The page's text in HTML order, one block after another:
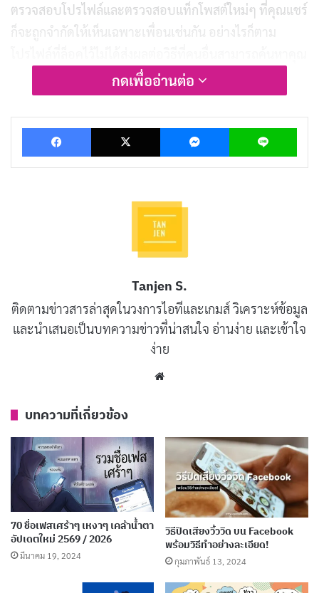
ตรวจสอบโปรไฟล์และตรวจสอบแท็กโพสต์ใหม่ๆ ที่คุณแชร์
ก็จะถูกจำกัดให้เห็นเฉพาะเพื่อนเช่นกัน อย่างไรก็ตาม
วิธีล็อคโปรไฟล์ Facebook บนมือถือ
สำหรับผู้ใช้ iPhone, iPad หรือ Android ขั้นตอนการล็อค
โปรไฟล์นั้นง่ายมาก เริ่มต้นด้วยการเปิดแอป Facebook บน
อุปกรณ์ของคุณ จากนั้นแตะที่สัญลักษณ์ขีดสามเส้น หาก
คุณใช้ iPhone หรือ iPad ขีดสามเส้นนี้จะอยู่ที่มุมขวาล่าง
ของแอป ในขณะที่บน Android ขีดเหล่านี้จะอยู่ที่มุมขวา
กดเพื่ออ่านต่อ
Facebook X Messenger Line
Tanjen S.
ติดตามข่าวสารล่าสุดในวงการไอทีและเกมส์ วิเคราะห์ข้อมูล
และนำเสนอเป็นบทความข่าวที่น่าสนใจ อ่านง่าย และเข้าใจ
ง่าย
บทความที่เกี่ยวข้อง
70 ชื่อเฟสเศร้าๆ เหงาๆ เคล้าน้ำตา
อัปเดตใหม่ 2569 / 2026
มีนาคม 19, 2024
วิธีปิดเสียงวิ้ววิด บน Facebook
พร้อมวิธีทำอย่างละเอียด!
กุมภาพันธ์ 13, 2024